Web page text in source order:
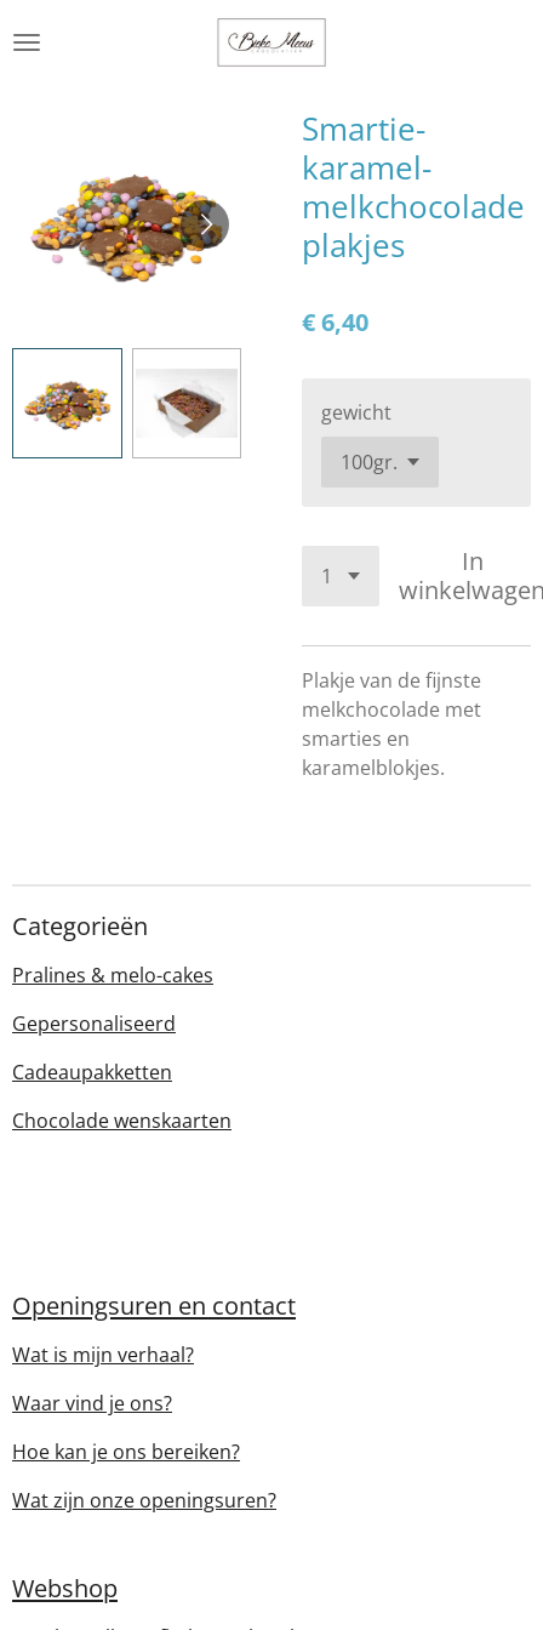
direct
Smartie-
karamel-
melkchocolade
plakjes
€ 6,40
gewicht
In
Plakje van de fijnste
melkchocolade met
smarties en
karamelblokjes.
Categorieën
Pralines & melo-cakes
Gepersonaliseerd
Cadeaupakketten
Chocolade wenskaarten
Openingsuren en contact
Wat is mijn verhaal?
Waar vind je ons?
Hoe kan je ons bereiken?
Wat zijn onze openingsuren?
Webshop